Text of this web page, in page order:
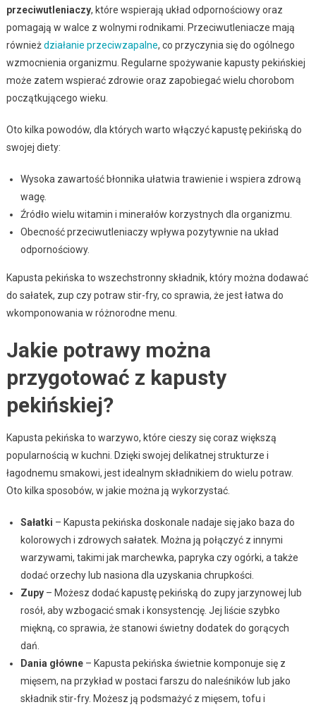
przeciwutleniaczy, które wspierają układ odpornościowy oraz
pomagają w walce z wolnymi rodnikami. Przeciwutleniacze mają
równieżdziałanie przeciwzapalne, co przyczynia się do ogólnego
wzmocnienia organizmu. Regularne spożywanie kapusty pekińskiej
może zatem wspierać zdrowie oraz zapobiegać wielu chorobom
początkującego wieku.
Oto kilka powodów, dla których warto włączyć kapustę pekińską do
swojej diety:
Wysoka zawartość błonnika ułatwia trawienie i wspiera zdrową
wagę.
Źródło wielu witamin i minerałów korzystnych dla organizmu.
Obecność przeciwutleniaczy wpływa pozytywnie na układ
odpornościowy.
Kapusta pekińska to wszechstronny składnik, który można dodawać
do sałatek, zup czy potraw stir-fry, co sprawia, że jest łatwa do
wkomponowania w różnorodne menu.
Jakie potrawy można
przygotować z kapusty
pekińskiej?
Kapusta pekińska to warzywo, które cieszy się coraz większą
popularnością w kuchni. Dzięki swojej delikatnej strukturze i
łagodnemu smakowi, jest idealnym składnikiem do wielu potraw.
Oto kilka sposobów, w jakie można ją wykorzystać.
Sałatki – Kapusta pekińska doskonale nadaje się jako baza do
kolorowych i zdrowych sałatek. Można ją połączyć z innymi
warzywami, takimi jak marchewka, papryka czy ogórki, a także
dodać orzechy lub nasiona dla uzyskania chrupkości.
Zupy– Możesz dodać kapustę pekińską do zupy jarzynowej lub
rosół, aby wzbogacić smak i konsystencję. Jej liście szybko
miękną, co sprawia, że stanowi świetny dodatek do gorących
dań.
Dania główne– Kapusta pekińska świetnie komponuje się z
mięsem, na przykład w postaci farszu do naleśników lub jako
składnik stir-fry. Możesz ją podsmażyć z mięsem, tofu i